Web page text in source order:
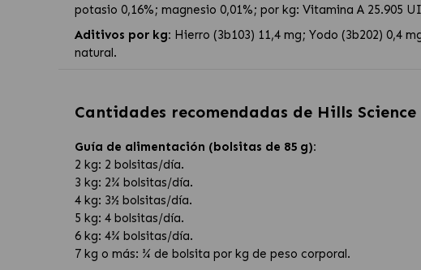
potasio 0,16%; magnesio 0,01%; por kg: Vitamina A 25.905
Aditivos por kg: Hierro (3b103) 11,4 mg; Yodo (3b202) 0,4
natural.
Cantidades recomendadas de Hills
Guía de alimentación (bolsitas de 85 g):
2 kg: 2 bolsitas/día.
3 kg: 2¾ bolsitas/día.
4 kg: 3½ bolsitas/día.
5 kg: 4 bolsitas/día.
6 kg: 4¾ bolsitas/día.
7 kg o más: ¾ de bolsita por kg de peso corporal.